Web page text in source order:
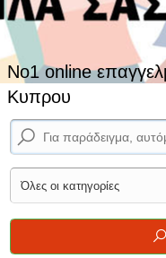
No1 online
Κυπρου